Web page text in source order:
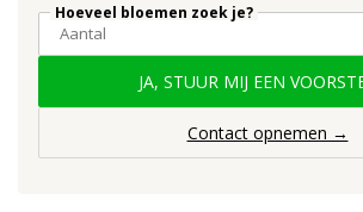
Hoeveel bloemen zoek je?
JA, STUUR MIJ EEN
Contact opnemen →